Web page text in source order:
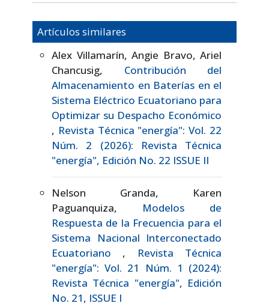
Artículos similares
Alex Villamarín, Angie Bravo, Ariel
Chancusig, Contribución del
Almacenamiento en Baterías en el
Sistema Eléctrico Ecuatoriano para
Optimizar su Despacho Económico
, Revista Técnica "energía": Vol. 22
Núm. 2 (2026): Revista Técnica
"energía", Edición No. 22 ISSUE II
Nelson Granda, Karen
Paguanquiza, Modelos de
Respuesta de la Frecuencia para el
Sistema Nacional Interconectado
Ecuatoriano ,
Revista Técnica
"energía": Vol. 21 Núm. 1 (2024):
Revista Técnica "energía", Edición
No. 21, ISSUE I